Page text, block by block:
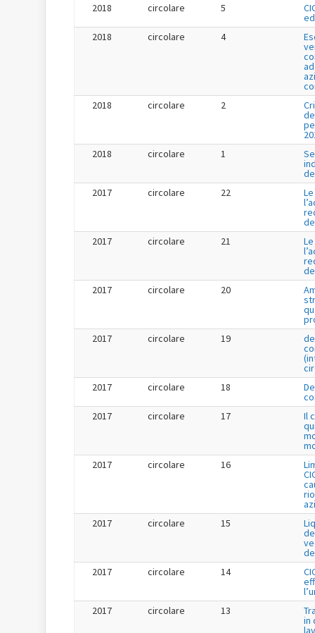
2018
circolare 5
2018
circolare 4
2018
circolare 2
2018
circolare 1
2017
circolare 22
2017
circolare 21
2017
circolare 20
2017
circolare 19
2017
circolare 18
2017
circolare 17 Il
2017
circolare 16
2017
circolare 15
2017
circolare 14
2017
circolare 13
in